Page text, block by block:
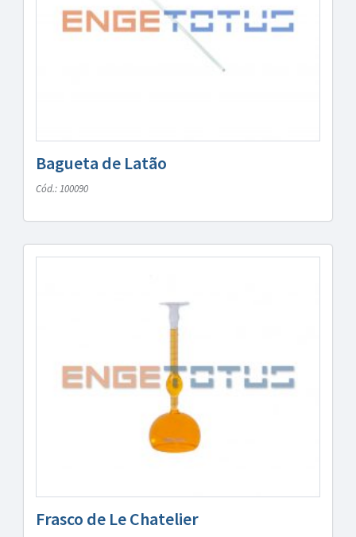
Bagueta de Latão
Cód.: 100090
Frasco de Le Chatelier